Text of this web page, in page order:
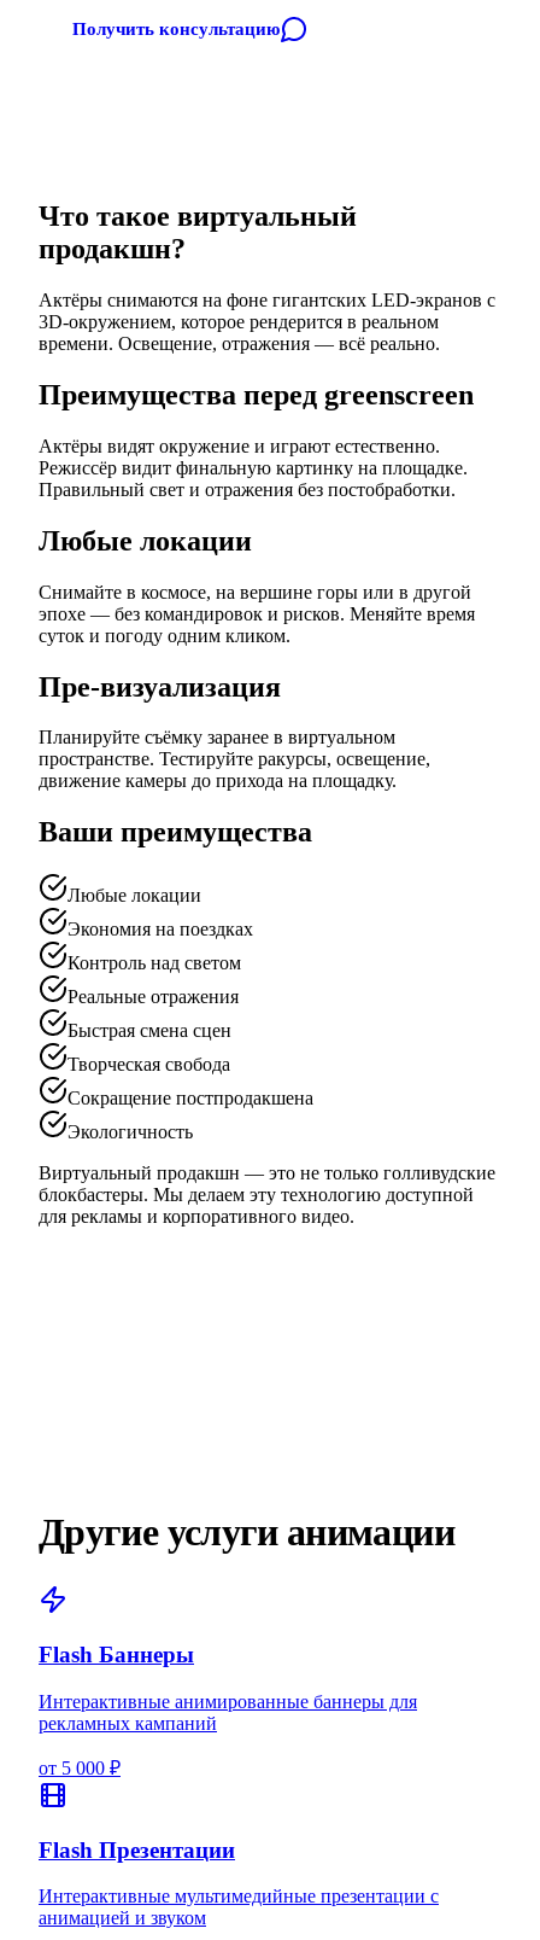
Получить консультацию
Что такое виртуальный
продакшн?
Актёры снимаются на фоне гигантских LED-экранов с
3D-окружением, которое рендерится в реальном
времени. Освещение, отражения — всё реально.
Преимущества перед greenscreen
Актёры видят окружение и играют естественно.
Режиссёр видит финальную картинку на площадке.
Правильный свет и отражения без постобработки.
Любые локации
Снимайте в космосе, на вершине горы или в другой
эпохе — без командировок и рисков. Меняйте время
суток и погоду одним кликом.
Пре-визуализация
Планируйте съёмку заранее в виртуальном
пространстве. Тестируйте ракурсы, освещение,
движение камеры до прихода на площадку.
Ваши преимущества
Любые локации
Экономия на поездках
Контроль над светом
Реальные отражения
Быстрая смена сцен
Творческая свобода
Сокращение постпродакшена
Экологичность
Виртуальный продакшн — это не только голливудские
блокбастеры. Мы делаем эту технологию доступной
для рекламы и корпоративного видео.
Другие услуги анимации
Flash Баннеры
Интерактивные анимированные баннеры для
рекламных кампаний
от 5 000 ₽
Flash Презентации
Интерактивные мультимедийные презентации с
анимацией и звуком